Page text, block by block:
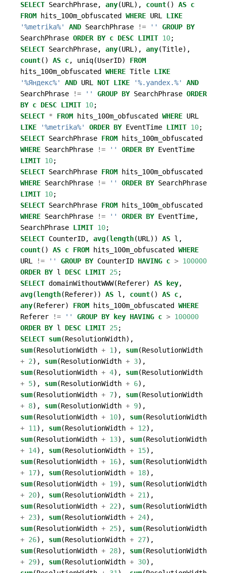
SELECT SearchPhrase, any(URL), count() AS c
FROM
hits_100m_obfuscated WHERE URL LIKE
'%metrika%'
AND SearchPhrase != '' GROUP BY
SearchPhrase ORDER BY c DESC LIMIT 10;
SELECT SearchPhrase, any(URL), any(Title),
count() AS c, uniq(UserID)
FROM
hits_100m_obfuscated
WHERE Title LIKE
'%Яндекс%'
AND URL NOT LIKE '%.yandex.%'
AND
SearchPhrase
!= '' GROUP BY SearchPhrase ORDER
BY c DESC LIMIT 10;
SELECT * FROM hits_100m_obfuscated WHERE URL
LIKE
'%metrika%' ORDER BY EventTime LIMIT 10;
SELECT SearchPhrase FROM
hits_100m_obfuscated
WHERE SearchPhrase != '' ORDER BY EventTime
LIMIT 10;
SELECT SearchPhrase FROM
hits_100m_obfuscated
WHERE SearchPhrase != '' ORDER BY SearchPhrase
LIMIT 10;
SELECT SearchPhrase FROM
hits_100m_obfuscated
WHERE SearchPhrase != '' ORDER BY EventTime,
SearchPhrase LIMIT 10;
SELECT CounterID, avg(length(URL)) AS l ,
count() AS c FROM hits_100m_obfuscated
WHERE
URL
!= '' GROUP BY CounterID HAVING c > 100000
ORDER BY l DESC LIMIT 25;
SELECT domainWithoutWWW(Referer) AS key,
avg(length(Referer)) AS l , count() AS c,
any(Referer) FROM hits_100m_obfuscated
WHERE
Referer
!= '' GROUP BY key HAVING c > 100000
ORDER BY l DESC LIMIT 25;
SELECT sum(ResolutionWidth),
sum(ResolutionWidth + 1), sum(ResolutionWidth
+ 2), sum(ResolutionWidth + 3),
sum(ResolutionWidth + 4), sum(ResolutionWidth
+ 5), sum(ResolutionWidth + 6),
sum(ResolutionWidth + 7), sum(ResolutionWidth
+ 8), sum(ResolutionWidth + 9),
sum(ResolutionWidth + 10), sum(ResolutionWidth
+ 11), sum(ResolutionWidth + 12),
sum(ResolutionWidth + 13), sum(ResolutionWidth
+ 14), sum(ResolutionWidth + 15),
sum(ResolutionWidth + 16), sum(ResolutionWidth
+ 17), sum(ResolutionWidth + 18),
sum(ResolutionWidth + 19), sum(ResolutionWidth
+ 20), sum(ResolutionWidth + 21),
sum(ResolutionWidth + 22), sum(ResolutionWidth
+ 23), sum(ResolutionWidth + 24),
sum(ResolutionWidth + 25), sum(ResolutionWidth
+ 26), sum(ResolutionWidth + 27),
sum(ResolutionWidth + 28), sum(ResolutionWidth
+ 29), sum(ResolutionWidth + 30),